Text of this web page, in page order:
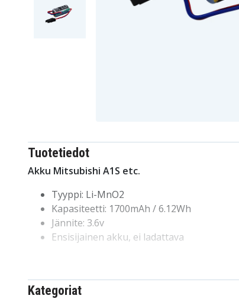
Tuotetiedot
Akku Mitsubishi A1S etc.
Tyyppi: Li-MnO2
Kapasiteetti: 1700mAh / 6.12Wh
Jännite: 3.6v
Ensisijainen akku, ei ladattava
Mitsubishi
Kategoriat